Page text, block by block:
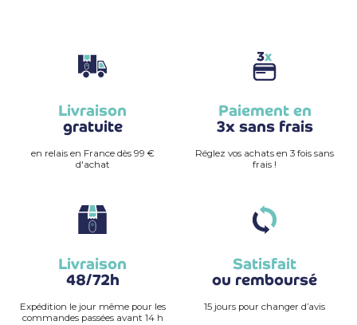
Livraison
gratuite
en relais en France dès 99 €
d'achat
Paiement en
3x sans frais
Réglez vos achats en 3 fois sans
frais !
Livraison
48/72h
Expédition le jour même pour les
commandes passées avant 14 h
Satisfait
ou remboursé
15 jours pour changer d’avis